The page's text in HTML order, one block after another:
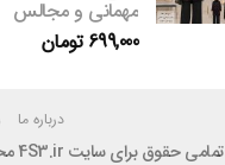
مهمانی و مجالس
699,000 تومان
درباره ما
تمامی حقوق برای سایت 4S3.ir محفوظ است و کپی برداری با درج منابع بلامانع است .2026 ©